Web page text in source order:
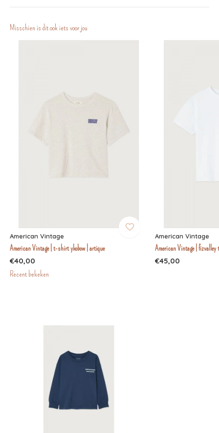
Misschien is dit ook iets voor jou
American Vintage
American Vintage | t-shirt ykobow | artique
€40,00
American Vintage
American Vintage |
€45,00
Recent bekeken